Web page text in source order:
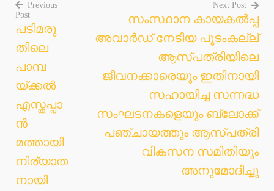
Post
navigation
Previous
Post
പടിമരു
തിലെ
പാമ്പ
യ്ക്കല്‍
എസ്തപ്പാ
ന്‍
മത്തായി
നിര്യാത
നായി
Next Post
സംസ്ഥാന കായകല്‍പ്പ
അവാര്‍ഡ് നേടിയ പൂടംകല്ല്
ആസ്പത്രിയിലെ
ജീവനക്കാരെയും ഇതിനായി
സഹായിച്ച സന്നദ്ധ
സംഘടനകളെയും ബ്ലോക്ക്
പഞ്ചായത്തും ആസ്പത്രി
വികസന സമിതിയും
അനുമോദിച്ചു